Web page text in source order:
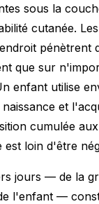
sous la
cutanée.
pénètrent
que sur
enfant utilise
et
cumulée
est loin d'être
jours — de la
l'enfant —